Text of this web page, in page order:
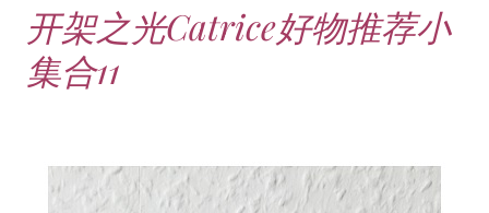
开架之光Catrice好物推荐小
集合11